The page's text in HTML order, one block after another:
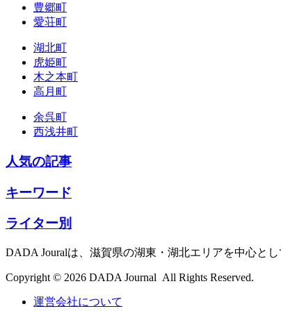
豊郷町
愛荘町
湖北町
虎姫町
木之本町
高月町
余呉町
西浅井町
人気の記事
キーワード
ライター別
DADA Jouralは、滋賀県の湖東・湖北エリアを中心と
Copyright © 2026 DADA Journal All Rights Reserved.
運営会社について